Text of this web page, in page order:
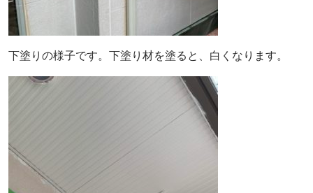
下塗りの様子です。下塗り材を塗ると、白くなります。